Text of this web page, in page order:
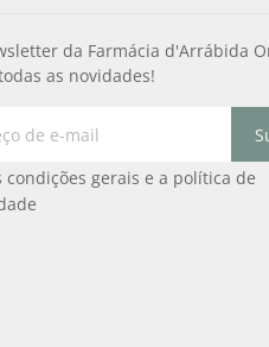
da Farmácia d'Arrábida
as novidades!
condições gerais e a política de